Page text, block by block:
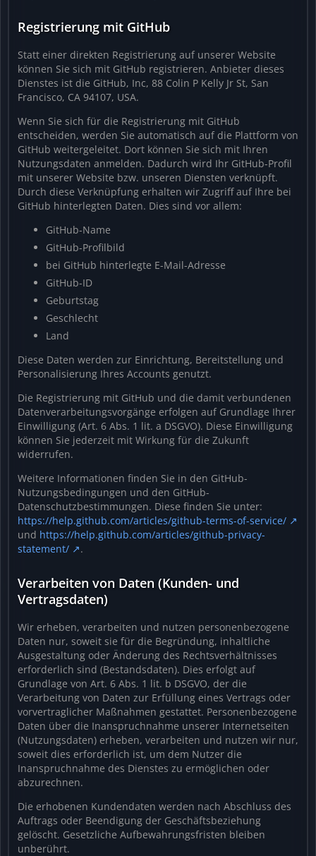
Registrierung mit GitHub
Statt einer direkten Registrierung auf unserer Website
können Sie sich mit GitHub registrieren. Anbieter dieses
Dienstes ist die GitHub, Inc, 88 Colin P Kelly Jr St, San
Francisco, CA 94107, USA.
Wenn Sie sich für die Registrierung mit GitHub
entscheiden, werden Sie automatisch auf die Plattform von
GitHub weitergeleitet. Dort können Sie sich mit Ihren
Nutzungsdaten anmelden. Dadurch wird Ihr GitHub-Profil
mit unserer Website bzw. unseren Diensten verknüpft.
Durch diese Verknüpfung erhalten wir Zugriff auf Ihre bei
GitHub hinterlegten Daten. Dies sind vor allem:
GitHub-Name
GitHub-Profilbild
bei GitHub hinterlegte E-Mail-Adresse
GitHub-ID
Geburtstag
Geschlecht
Land
Diese Daten werden zur Einrichtung, Bereitstellung und
Personalisierung Ihres Accounts genutzt.
Die Registrierung mit GitHub und die damit verbundenen
Datenverarbeitungsvorgänge erfolgen auf Grundlage Ihrer
Einwilligung (Art. 6 Abs. 1 lit. a DSGVO). Diese Einwilligung
können Sie jederzeit mit Wirkung für die Zukunft
widerrufen.
Weitere Informationen finden Sie in den GitHub-
Nutzungsbedingungen und den GitHub-
Datenschutzbestimmungen. Diese finden Sie unter:
https://help.github.com/articles/github-terms-of-service/
und https://help.github.com/articles/github-privacy-
statement/
.
Verarbeiten von Daten (Kunden- und
Vertragsdaten)
Wir erheben, verarbeiten und nutzen personenbezogene
Daten nur, soweit sie für die Begründung, inhaltliche
Ausgestaltung oder Änderung des Rechtsverhältnisses
erforderlich sind (Bestandsdaten). Dies erfolgt auf
Grundlage von Art. 6 Abs. 1 lit. b DSGVO, der die
Verarbeitung von Daten zur Erfüllung eines Vertrags oder
vorvertraglicher Maßnahmen gestattet. Personenbezogene
Daten über die Inanspruchnahme unserer Internetseiten
(Nutzungsdaten) erheben, verarbeiten und nutzen wir nur,
soweit dies erforderlich ist, um dem Nutzer die
Inanspruchnahme des Dienstes zu ermöglichen oder
abzurechnen.
Die erhobenen Kundendaten werden nach Abschluss des
Auftrags oder Beendigung der Geschäftsbeziehung
gelöscht. Gesetzliche Aufbewahrungsfristen bleiben
unberührt.